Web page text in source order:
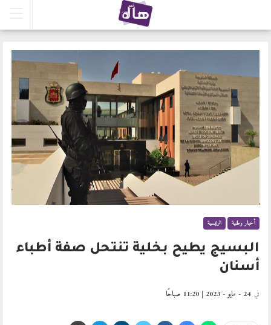
أخبار وطنية الرئيسية
البسيج يطيح بخلية تنتحل صفة أطباء
أسنان
في 24 - مايو - 2023 | 11:20 صباحًا